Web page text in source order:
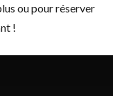
ou pour réserver
!